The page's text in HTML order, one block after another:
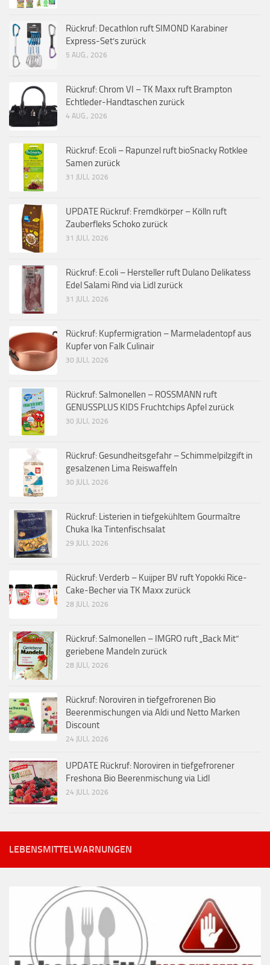
Rückruf: Decathlon ruft SIMOND Karabiner
Express-Set’s zurück
5 AUG., 2026
Rückruf: Chrom VI – TK Maxx ruft Brampton
Echtleder-Handtaschen zurück
4 AUG., 2026
Rückruf: Ecoli – Rapunzel ruft bioSnacky Rotklee
Samen zurück
31 JULI, 2026
UPDATE Rückruf: Fremdkörper – Kölln ruft
Zauberfleks Schoko zurück
31 JULI, 2026
Rückruf: E.coli – Hersteller ruft Dulano Delikatess
Edel Salami Rind via Lidl zurück
31 JULI, 2026
Rückruf: Kupfermigration – Marmeladentopf aus
Kupfer von Falk Culinair
30 JULI, 2026
Rückruf: Salmonellen – ROSSMANN ruft
GENUSSPLUS KIDS Fruchtchips Apfel zurück
30 JULI, 2026
Rückruf: Gesundheitsgefahr – Schimmelpilzgift in
gesalzenen Lima Reiswaffeln
30 JULI, 2026
Rückruf: Listerien in tiefgekühltem Gourmaître
Chuka Ika Tintenfischsalat
29 JULI, 2026
Rückruf: Verderb – Kuijper BV ruft Yopokki Rice-
Cake-Becher via TK Maxx zurück
28 JULI, 2026
Rückruf: Salmonellen – IMGRO ruft „Back Mit“
geriebene Mandeln zurück
28 JULI, 2026
Rückruf: Noroviren in tiefgefrorenen Bio
Beerenmischungen via Aldi und Netto Marken
Discount
24 JULI, 2026
UPDATE Rückruf: Noroviren in tiefgefrorener
Freshona Bio Beerenmischung via Lidl
24 JULI, 2026
LEBENSMITTELWARNUNGEN